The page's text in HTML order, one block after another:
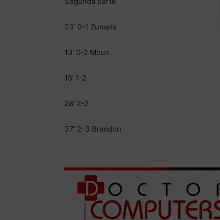
03’ 0-1 Zumeta
13’ 0-2 Moun
15’ 1-2
28’ 2-2
37’ 2-3 Brandon